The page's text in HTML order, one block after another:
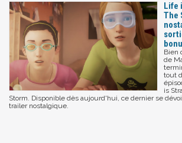
Life
The
Bien
de
tout
is
Storm. Disponible dès aujourd'hui, ce dernier se
trailer nostalgique.